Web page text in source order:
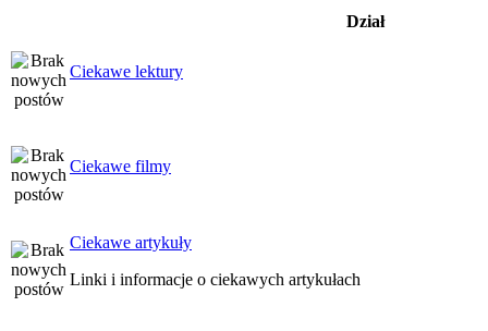
Dział
Ciekawe lektury
Ciekawe filmy
Ciekawe artykuły
Linki i informacje o ciekawych artykułach